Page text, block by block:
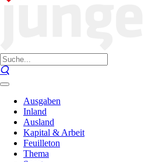
Ausgaben
Inland
Ausland
Kapital & Arbeit
Feuilleton
Thema